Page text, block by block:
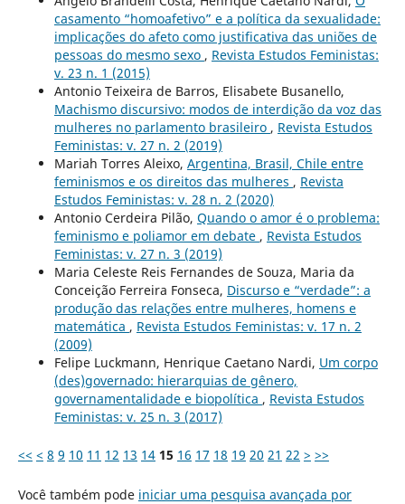
casamento “homoafetivo” e a política da sexualidade:
implicações do afeto como justificativa das uniões de
pessoas do mesmo sexo , Revista Estudos Feministas:
v. 23 n. 1 (2015)
Antonio Teixeira de Barros, Elisabete Busanello,
Machismo discursivo: modos de interdição da voz das
mulheres no parlamento brasileiro , Revista Estudos
Feministas: v. 27 n. 2 (2019)
Mariah Torres Aleixo, Argentina, Brasil, Chile entre
feminismos e os direitos das mulheres , Revista
Estudos Feministas: v. 28 n. 2 (2020)
Antonio Cerdeira Pilão, Quando o amor é o problema:
feminismo e poliamor em debate , Revista Estudos
Feministas: v. 27 n. 3 (2019)
Maria Celeste Reis Fernandes de Souza, Maria da
Conceição Ferreira Fonseca, Discurso e “verdade”: a
produção das relações entre mulheres, homens e
matemática , Revista Estudos Feministas: v. 17 n. 2
(2009)
Felipe Luckmann, Henrique Caetano Nardi, Um corpo
(des)governado: hierarquias de gênero,
governamentalidade e biopolítica , Revista Estudos
Feministas: v. 25 n. 3 (2017)
<< < 8 9 10 11 12 13 14 15 16 17 18 19 20 21 22 > >>
Você também pode iniciar uma pesquisa avançada por